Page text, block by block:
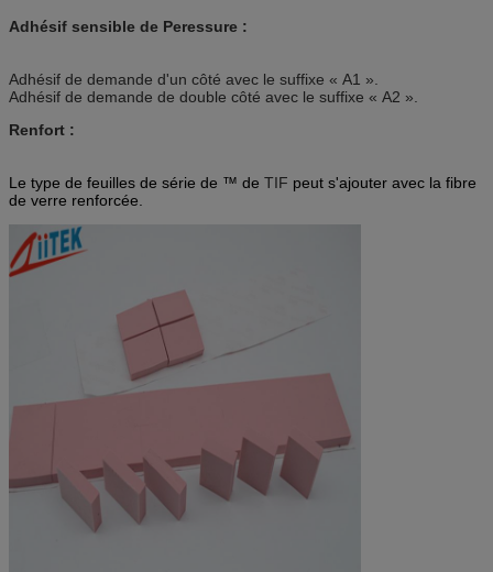
Adhésif sensible de Peressure :
Adhésif de demande d'un côté avec le suffixe « A1 ».
Adhésif de demande de double côté avec le suffixe « A2 ».
Renfort :
Le type de feuilles de série de ™ de TIF peut s'ajouter avec la fibre
de verre renforcée.